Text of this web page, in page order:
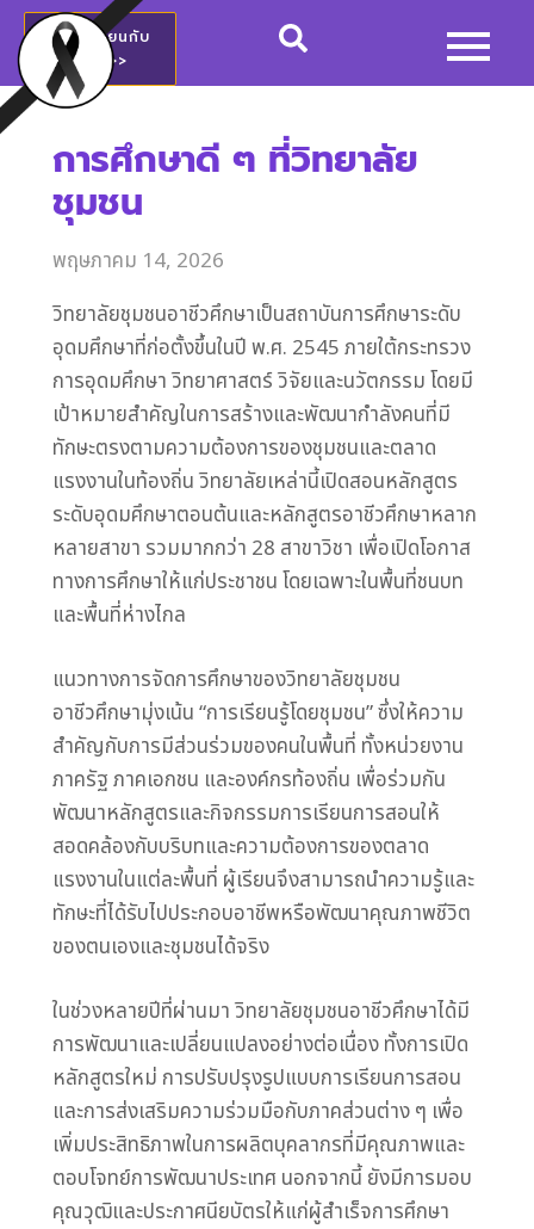
สมัครเรียนกับ
วชช.>>
การศึกษาดี ๆ ที่วิทยาลัย
ชุมชน
พฤษภาคม 14, 2026
วิทยาลัยชุมชนอาชีวศึกษาเป็นสถาบันการศึกษาระดับ
อุดมศึกษาที่ก่อตั้งขึ้นในปี พ.ศ. 2545 ภายใต้กระทรวง
การอุดมศึกษา วิทยาศาสตร์ วิจัยและนวัตกรรม โดยมี
เป้าหมายสำคัญในการสร้างและพัฒนากำลังคนที่มี
ทักษะตรงตามความต้องการของชุมชนและตลาด
แรงงานในท้องถิ่น วิทยาลัยเหล่านี้เปิดสอนหลักสูตร
ระดับอุดมศึกษาตอนต้นและหลักสูตรอาชีวศึกษาหลาก
หลายสาขา รวมมากกว่า 28 สาขาวิชา เพื่อเปิดโอกาส
ทางการศึกษาให้แก่ประชาชน โดยเฉพาะในพื้นที่ชนบท
และพื้นที่ห่างไกล
แนวทางการจัดการศึกษาของวิทยาลัยชุมชน
อาชีวศึกษามุ่งเน้น “การเรียนรู้โดยชุมชน” ซึ่งให้ความ
สำคัญกับการมีส่วนร่วมของคนในพื้นที่ ทั้งหน่วยงาน
ภาครัฐ ภาคเอกชน และองค์กรท้องถิ่น เพื่อร่วมกัน
พัฒนาหลักสูตรและกิจกรรมการเรียนการสอนให้
สอดคล้องกับบริบทและความต้องการของตลาด
แรงงานในแต่ละพื้นที่ ผู้เรียนจึงสามารถนำความรู้และ
ทักษะที่ได้รับไปประกอบอาชีพหรือพัฒนาคุณภาพชีวิต
ของตนเองและชุมชนได้จริง
ในช่วงหลายปีที่ผ่านมา วิทยาลัยชุมชนอาชีวศึกษาได้มี
การพัฒนาและเปลี่ยนแปลงอย่างต่อเนื่อง ทั้งการเปิด
หลักสูตรใหม่ การปรับปรุงรูปแบบการเรียนการสอน
และการส่งเสริมความร่วมมือกับภาคส่วนต่าง ๆ เพื่อ
เพิ่มประสิทธิภาพในการผลิตบุคลากรที่มีคุณภาพและ
ตอบโจทย์การพัฒนาประเทศ นอกจากนี้ ยังมีการมอบ
คุณวุฒิและประกาศนียบัตรให้แก่ผู้สำเร็จการศึกษา